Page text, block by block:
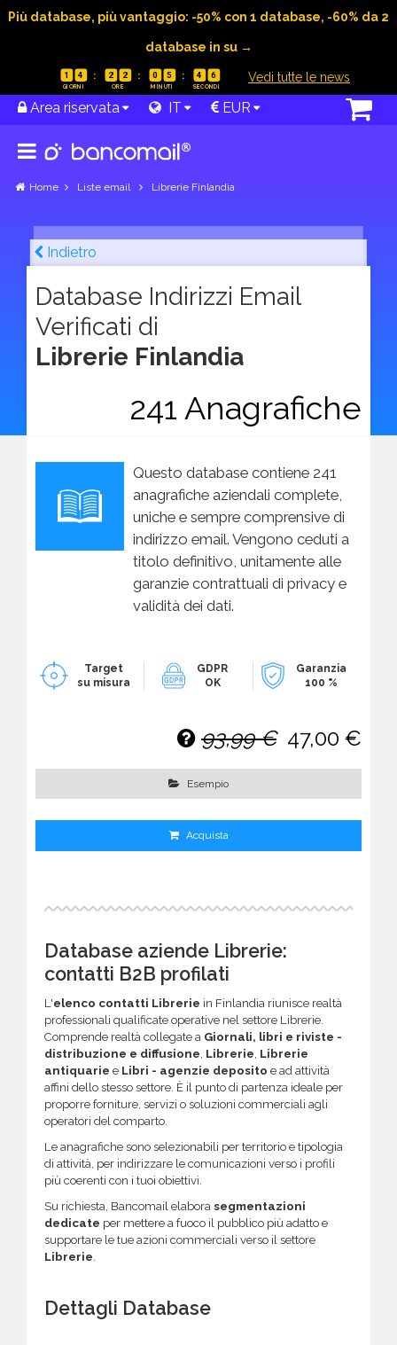
Più database, più vantaggio: -50% con 1 database, -60% da 2
database in su →
1 4 2 2 0 5 4 5 Vedi tutte le news
Area riservata IT EUR
Home Liste email Librerie Finlandia
Indietro
Database Indirizzi Email
Verificati di
Librerie Finlandia
241 Anagrafiche
Questo database contiene 241
anagrafiche aziendali complete,
uniche e sempre comprensive di
indirizzo email. Vengono ceduti a
titolo definitivo, unitamente alle
garanzie contrattuali di privacy e
validità dei dati.
Target
su misura
GDPR
OK
Garanzia
100 %
93,99 € 47,00 €
Esempio
Acquista
Database aziende Librerie:
contatti B2B profilati
L'elenco contatti Librerie in Finlandia riunisce realtà
professionali qualificate operative nel settore Librerie.
Comprende realtà collegate a Giornali, libri e riviste -
distribuzione e diffusione, Librerie, Librerie
antiquarie e Libri - agenzie deposito e ad attività
affini dello stesso settore. È il punto di partenza ideale per
proporre forniture, servizi o soluzioni commerciali agli
operatori del comparto.
Le anagrafiche sono selezionabili per territorio e tipologia
di attività, per indirizzare le comunicazioni verso i profili
più coerenti con i tuoi obiettivi.
Su richiesta, Bancomail elabora segmentazioni
dedicate per mettere a fuoco il pubblico più adatto e
supportare le tue azioni commerciali verso il settore
Librerie.
Dettagli Database